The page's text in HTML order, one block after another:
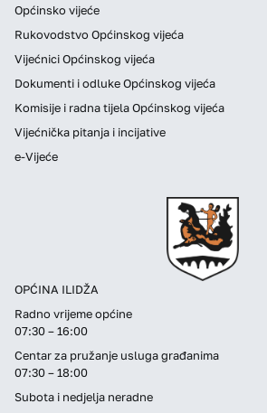
OPĆINA ILIDŽA
Radno vrijeme općine
07:30 – 16:00
Centar za pružanje usluga građanima
07:30 – 18:00
Subota i nedjelja neradne
Općinsko vijeće
Rukovodstvo Općinskog vijeća
Vijećnici Općinskog vijeća
Dokumenti i odluke Općinskog vijeća
Komisije i radna tijela Općinskog vijeća
Vijećnička pitanja i incijative
e-Vijeće